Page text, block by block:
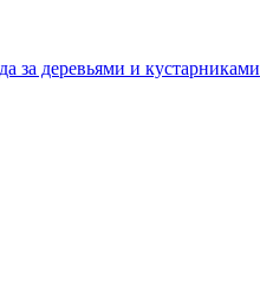
за деревьями и кустарниками